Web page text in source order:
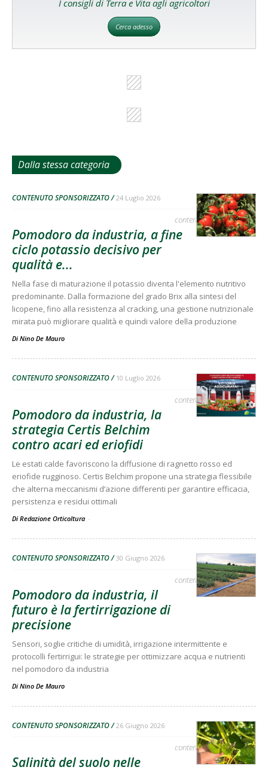
I consigli di Terra e Vita agli agricoltori
Cerca adesso
Dalla stessa categoria
CONTENUTO SPONSORIZZATO 24 Luglio 2026
contenuto sponsorizzato
Pomodoro da industria, a fine
ciclo potassio decisivo per
qualità e...
Nella fase di maturazione il potassio diventa l'elemento nutritivo
predominante. Dalla formazione del grado Brix alla sintesi del
licopene, fino alla resistenza al cracking, una gestione nutrizionale
mirata può migliorare qualità e quindi valore della produzione
Di Nino De Mauro
CONTENUTO SPONSORIZZATO 10 Luglio 2026
contenuto sponsorizzato
Pomodoro da industria, la
strategia Certis Belchim
contro acari ed eriofidi
Le estati calde favoriscono la diffusione di ragnetto rosso ed
eriofide rugginoso. Certis Belchim propone una strategia flessibile
che alterna meccanismi d’azione differenti per garantire efficacia,
persistenza e residui ottimali
Di Redazione Orticoltura -
CONTENUTO SPONSORIZZATO 30 Giugno 2026
contenuto sponsorizzato
Pomodoro da industria, il
futuro è la fertirrigazione di
precisione
Sensori, soglie critiche di umidità, irrigazione intermittente e
protocolli fertirrigui: le strategie per ottimizzare acqua e nutrienti
nel pomodoro da industria
Di Nino De Mauro
CONTENUTO SPONSORIZZATO 26 Giugno 2026
contenuto sponsorizzato
Salinità del suolo nelle